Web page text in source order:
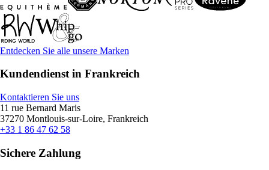
Entdecken Sie alle unsere Marken
Kundendienst in Frankreich
Kontaktieren Sie uns
11 rue Bernard Maris
37270 Montlouis-sur-Loire, Frankreich
+33 1 86 47 62 58
Sichere Zahlung